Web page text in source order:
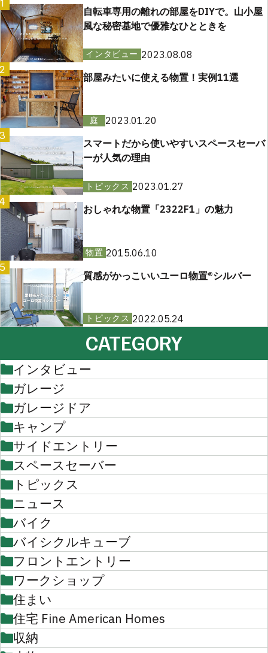
1
自転車専用の離れの部屋をDIYで。山小屋
風な秘密基地で優雅なひとときを
インタビュー 2023.08.08
2
部屋みたいに使える物置！実例11選
庭
2023.01.20
スマートだから使いやすいスペースセーバ
ーが人気の理由
トピックス 2023.01.27
おしゃれな物置「2322F1」の魅力
物置 2015.06.10
質感がかっこいいユーロ物置®︎シルバー
トピックス 2022.05.24
CATEGORY
インタビュー
ガレージ
ガレージドア
キャンプ
サイドエントリー
スペースセーバー
トピックス
ニュース
バイク
バイシクルキューブ
フロントエントリー
ワークショップ
住まい
住宅 Fine American Homes
収納